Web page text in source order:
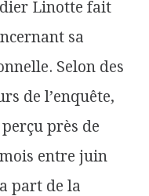
Linotte fait
sa
Selon des
de l’enquête,
près de
entre juin
part de la